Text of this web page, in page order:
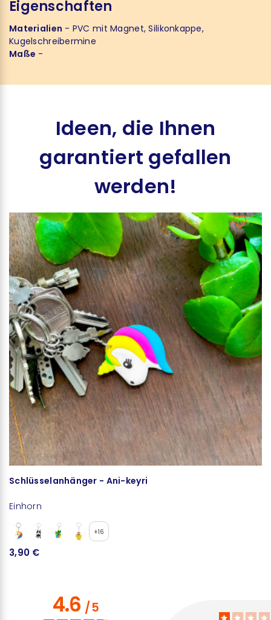
Eigenschaften
Materialien - PVC mit Magnet, Silikonkappe,
Kugelschreibermine
Maße -
Ideen, die Ihnen
garantiert gefallen
werden!
Schlüsselanhänger - Ani-keyri
Einhorn
+16
3,90 €
4.6/5